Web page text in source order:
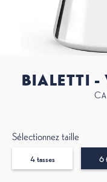
BIALETTI -
Sélectionnez taille
4 tasses 6